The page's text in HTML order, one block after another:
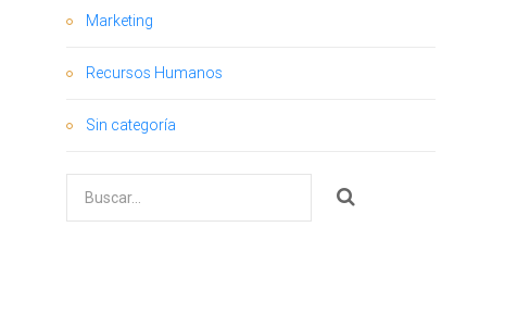
Marketing
Recursos Humanos
Sin categoría
por: